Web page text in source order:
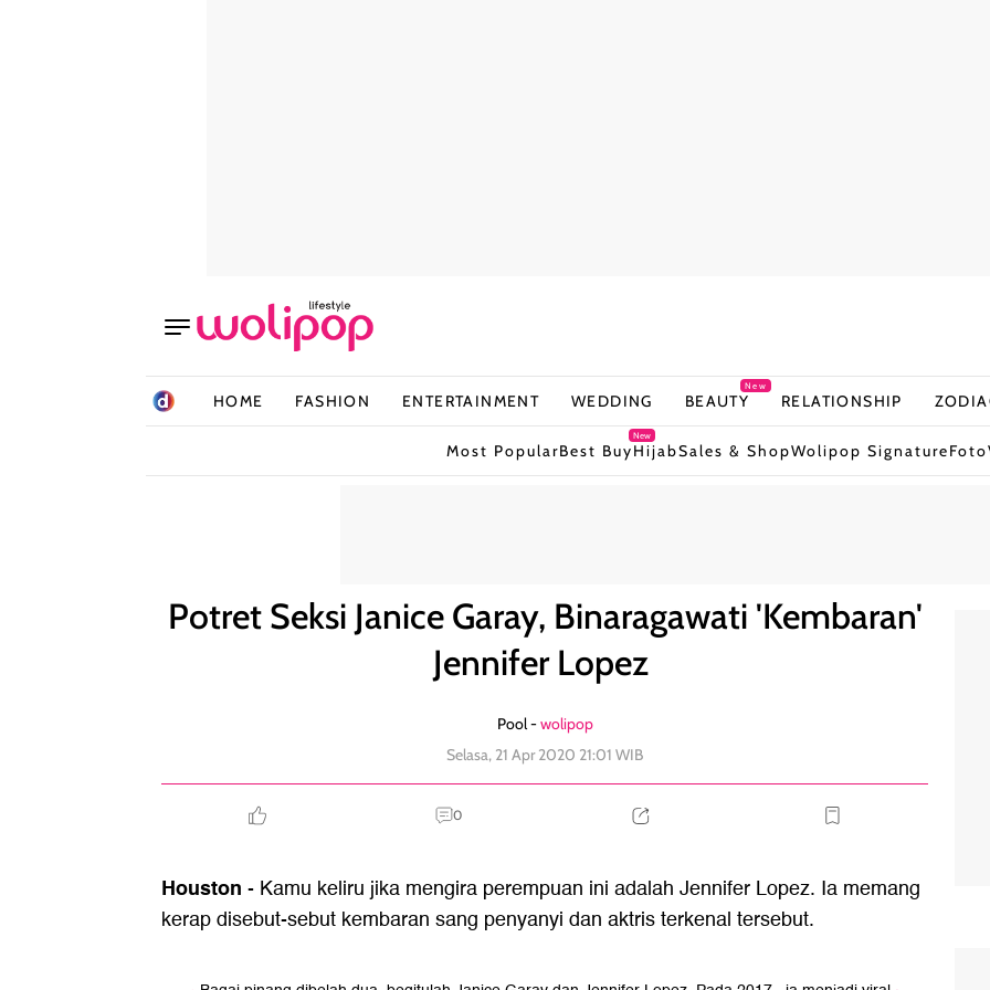
HOME FASHION ENTERTAINMENT WEDDING BEAUTY
New
RELATIONSHIP
Most PopularBest Buy
New
HijabSales & ShopWolipop SignatureFoto
Potret Seksi Janice Garay, Binaragawati 'Kembaran'
Jennifer Lopez
Pool -wolipop
Selasa, 21 Apr 2020 21:01 WIB
0
Houston - Kamu keliru jika mengira perempuan ini adalah Jennifer Lopez. Ia memang
kerap disebut-sebut kembaran sang penyanyi dan aktris terkenal tersebut.